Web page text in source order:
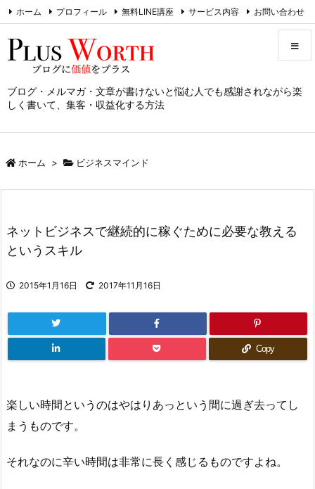
ブログ・メルマガ・文章が書けないと悩む人でも感謝されながら楽
しく書いて、集客・収益化する方法
メニュ
検索
ホーム プロフィール 無料LINE講座 サービス内容 お問い合わせ
ホーム > ビジネスマインド
ネットビジネスで継続的に稼ぐために必要な教える
というスキル
2015年1月16日 2017年11月16日
Copy
楽しい時間というのはやはりあっという間に過ぎ去ってし
まうものです。
それなのに辛い時間は非常に長く感じるものですよね。